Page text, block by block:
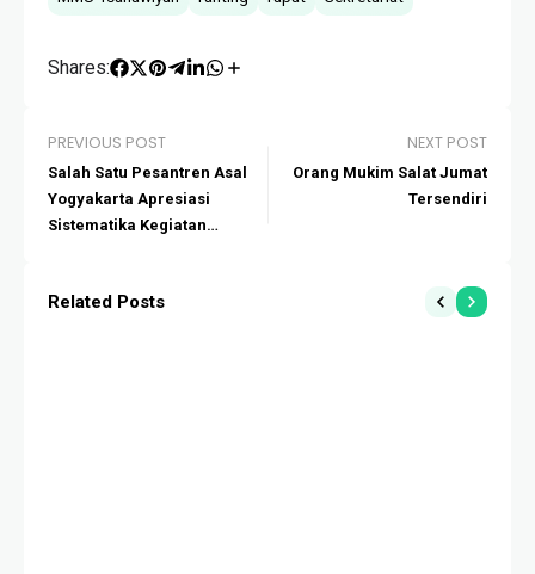
Shares:
PREVIOUS POST
Salah Satu Pesantren Asal
Yogyakarta Apresiasi
Sistematika Kegiatan
NEXT POST
Orang Mukim Salat Jumat
Tersendiri
Related Posts